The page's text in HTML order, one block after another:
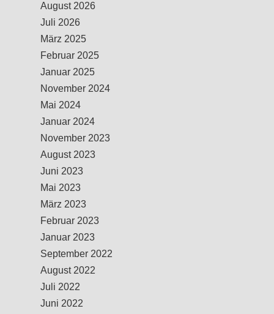
August 2026
Juli 2026
März 2025
Februar 2025
Januar 2025
November 2024
Mai 2024
Januar 2024
November 2023
August 2023
Juni 2023
Mai 2023
März 2023
Februar 2023
Januar 2023
September 2022
August 2022
Juli 2022
Juni 2022